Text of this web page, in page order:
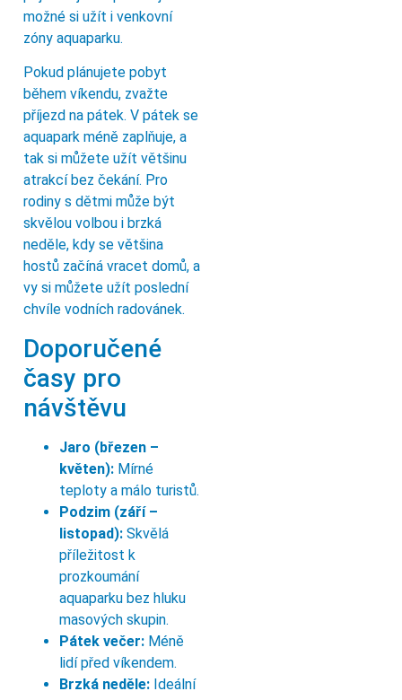
možné si užít i venkovní
zóny aquaparku.
Pokud plánujete pobyt
během víkendu, zvažte
příjezd na pátek. V pátek se
aquapark méně zaplňuje, a
tak si můžete užít většinu
atrakcí bez čekání. Pro
rodiny s dětmi může být
skvělou volbou i brzká
neděle, kdy se většina
hostů začíná vracet domů, a
vy si můžete užít poslední
chvíle vodních radovánek.
Doporučené
časy pro
návštěvu
Jaro (březen –
květen): Mírné
teploty a málo turistů.
Podzim (září –
listopad): Skvělá
příležitost k
prozkoumání
aquaparku bez hluku
masových skupin.
Pátek večer: Méně
lidí před víkendem.
Brzká neděle: Ideální